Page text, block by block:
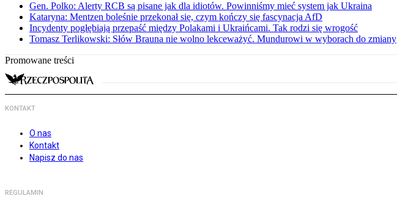
Gen. Polko: Alerty RCB są pisane jak dla idiotów. Powinniśmy mieć system jak Ukraina
Kataryna: Mentzen boleśnie przekonał się, czym kończy się fascynacja AfD
Incydenty pogłębiają przepaść między Polakami i Ukraińcami. Tak rodzi się wrogość
Tomasz Terlikowski: Słów Brauna nie wolno lekceważyć. Mundurowi w wyborach do zmiany
Promowane treści
KONTAKT
O nas
Kontakt
Napisz do nas
REGULAMIN